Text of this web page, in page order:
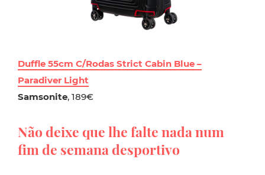
Duffle 55cm C/Rodas Strict Cabin Blue –
Paradiver Light
Samsonite, 189€
Não deixe que lhe falte nada num
fim de semana desportivo